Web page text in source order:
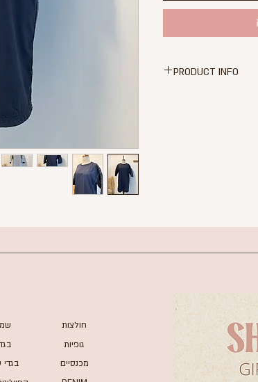
PRODUCT INFO
חולצות
גופיות
מכנסיים